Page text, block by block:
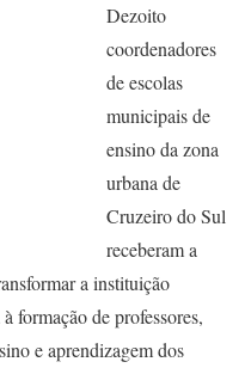
Dezoito
coordenadores
de escolas
municipais de
ensino da zona
urbana de
Cruzeiro do Sul
receberam a
a instituição
formação de professores,
e aprendizagem dos